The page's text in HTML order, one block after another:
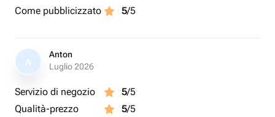
Come pubblicizzato
5/5
A
Anton
Luglio 2026
Servizio di negozio 5/5
Qualità-prezzo
5/5